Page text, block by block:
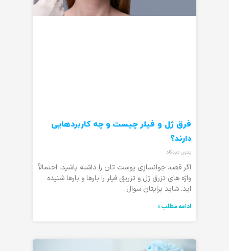
فرق ژل و فیلر چیست و چه کاربردهایی
دارند؟
بدون دیدگاه
اگر قصد جوانسازی پوست تان را داشته باشید، احتمالاً
واژه های تزرق ژل و تزریق فیلر را بارها و بارها شنیده
اید. شاید برایتان سوال
ادامه مطلب »